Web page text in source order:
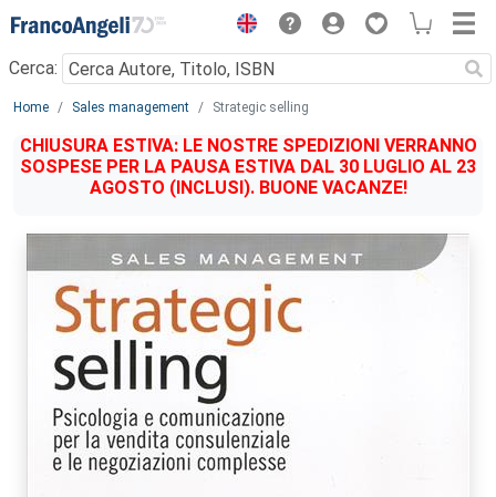
Menu
Cerca:
Main content
Home Sales management Strategic selling
CHIUSURA ESTIVA: LE NOSTRE SPEDIZIONI VERRANNO
SOSPESE PER LA PAUSA ESTIVA DAL 30 LUGLIO AL 23
AGOSTO (INCLUSI). BUONE VACANZE!